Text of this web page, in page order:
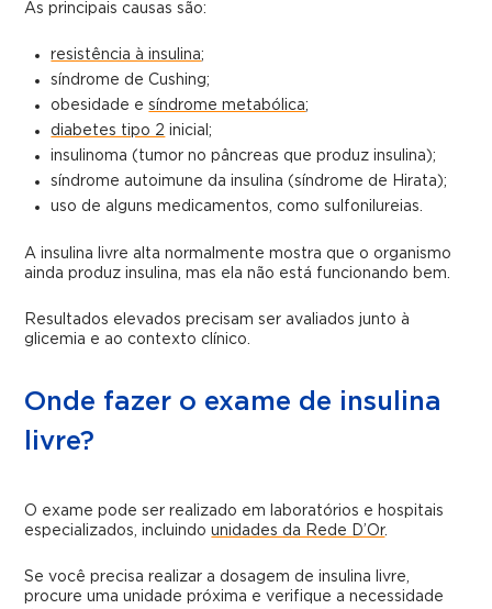
As principais causas são:
resistência à insulina;
síndrome de Cushing;
obesidade esíndrome metabólica;
diabetes tipo 2 inicial;
insulinoma (tumor no pâncreas que produz insulina);
síndrome autoimune da insulina (síndrome de Hirata);
uso de alguns medicamentos, como sulfonilureias.
A insulina livre alta normalmente mostra que o organismo
ainda produz insulina, mas ela não está funcionando bem.
Resultados elevados precisam ser avaliados junto à
glicemia e ao contexto clínico.
Onde fazer o exame de insulina
livre?
O exame pode ser realizado em laboratórios e hospitais
especializados, incluindounidades da Rede D’Or.
Se você precisa realizar a dosagem de insulina livre,
procure uma unidade próxima e verifique a necessidade